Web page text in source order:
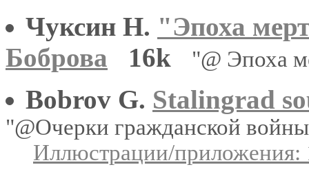
Чуксин Н. "Эпоха
Боброва
16k "@ Эпоха
Bobrov G. Stalingrad
"@Очерки гражданской
Иллюстрации/приложения: